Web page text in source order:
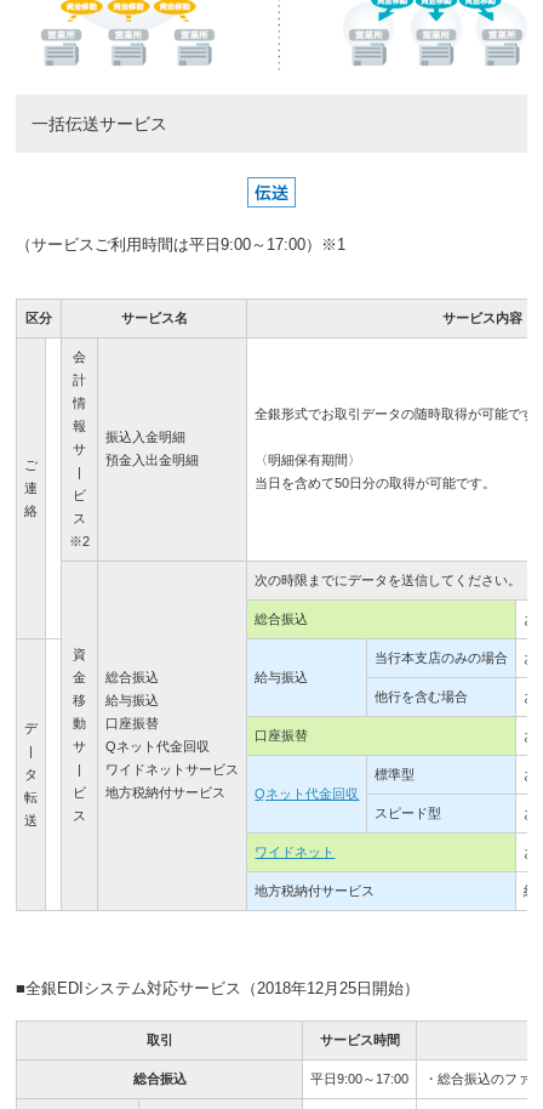
一括伝送サービス
（サービスご利用時間は平日9:00～17:00）※1
区分 サービス名 サービス内容
ご
連
絡
会
計
情
報
サ
ビ
ス
※2
振込入金明細
預金入出金明細
全銀形式でお取引データの随時取得が可能です
〈明細保有期間〉
当日を含めて50日分の取得が可能です。
資
金
移
動
サ
ビ
ス
総合振込
給与振込
口座振替
Qネット代金回収
ワイドネットサービス
地方税納付サービス
次の時限までにデータを送信してください。
総合振込 お
デ
タ
転
送
給与振込
当行本支店のみの場合 お
他行を含む場合 お
口座振替 お
Qネット代金回収
標準型 お
スピード型 お
ワイドネット お
地方税納付サービス 納
■全銀EDIシステム対応サービス（2018年12月25日開始）
取引 サービス時間
総合振込 平日9:00～17:00 ・総合振込のファ